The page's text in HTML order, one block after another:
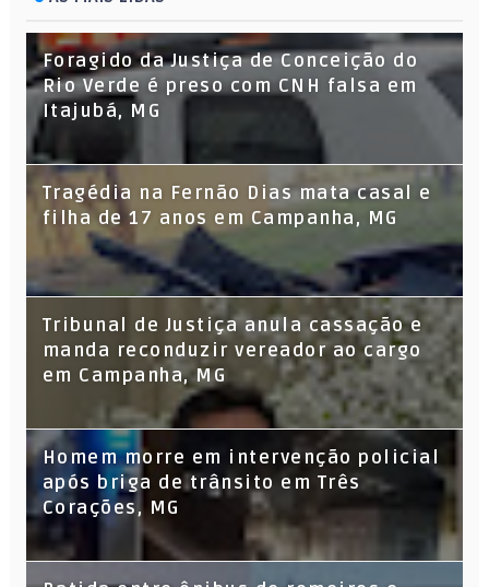
Foragido da Justiça de Conceição do
Rio Verde é preso com CNH falsa em
Itajubá, MG
Tragédia na Fernão Dias mata casal e
filha de 17 anos em Campanha, MG
Tribunal de Justiça anula cassação e
manda reconduzir vereador ao cargo
em Campanha, MG
Homem morre em intervenção policial
após briga de trânsito em Três
Corações, MG